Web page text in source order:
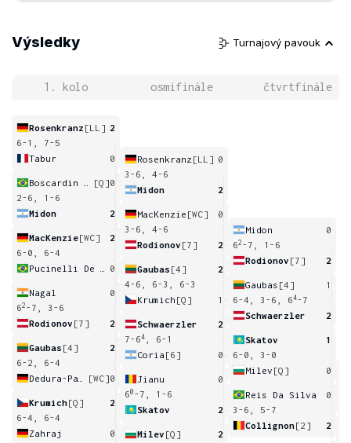
Výsledky Turnajový pavouk
1. kolo osmifinále čtvrtfinále
Rosenkranz [LL] 2
6-1, 7-5
Tabur
0
[Q]0
2-6, 1-6
Midon
2
MacKenzie[WC]
2
6-0, 6-4
0
Nagal
0
62 -7, 3-6
Rodionov [7] 2
Gaubas [4]
2
6-2, 6-4
[WC]0
Krumich[Q]
2
6-4, 6-4
Zahraj
0
Rosenkranz [LL] 0
3-6, 4-6
Midon
2
MacKenzie [WC]
0
3-6, 4-6
Rodionov [7] 2
Gaubas [4]
2
4-6, 6-3, 6-3
Krumich [Q] 1
Schwaerzler
2
7-64
, 6-1
Coria [6] 0
Jianu
0
60 -7, 1-6
Skatov
2
Milev [Q]
2
Midon
0
62 -7, 1-6
Rodionov [7] 2
Gaubas [4]
1
6-4, 3-6, 64-7
Schwaerzler
2
Skatov
1
6-0, 3-0
Milev [Q] 0
Reis Da Silva
0
3-6, 5-7
Collignon[2] 2